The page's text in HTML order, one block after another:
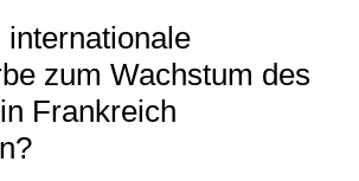
zum Wachstum des
Frankreich